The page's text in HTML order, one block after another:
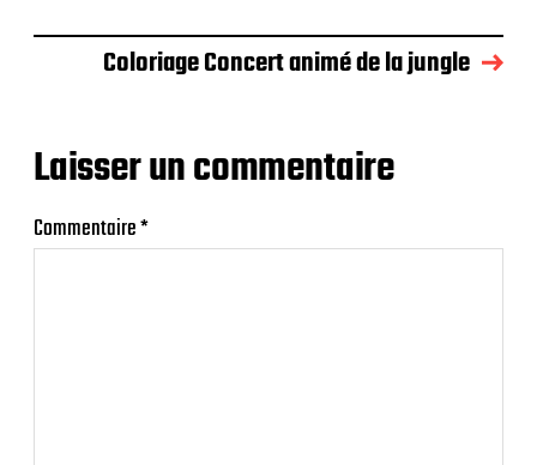
Coloriage Concert animé de la jungle
Laisser un commentaire
Commentaire*